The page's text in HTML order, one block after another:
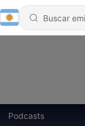
Podcasts